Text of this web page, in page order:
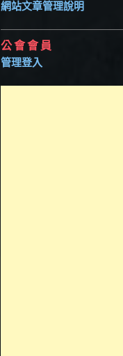
網站文章管理說明
公會會員
管理登入